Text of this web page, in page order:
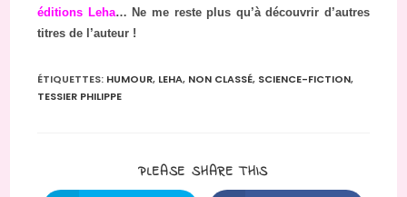
éditions Leha… Ne me reste plus qu’à découvrir d’autres
titres de l’auteur !
ÉTIQUETTES: HUMOUR, LEHA, NON CLASSÉ, SCIENCE-FICTION,
TESSIER PHILIPPE
PLEASE SHARE THISPARTAGER